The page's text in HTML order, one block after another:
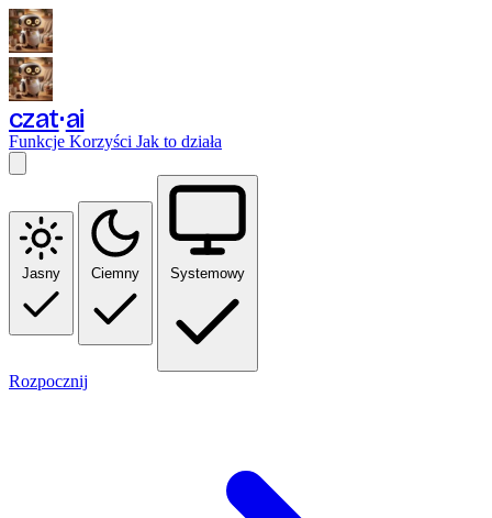
czat ai
Funkcje Korzyści Jak to działa
Jasny Ciemny Systemowy
Rozpocznij